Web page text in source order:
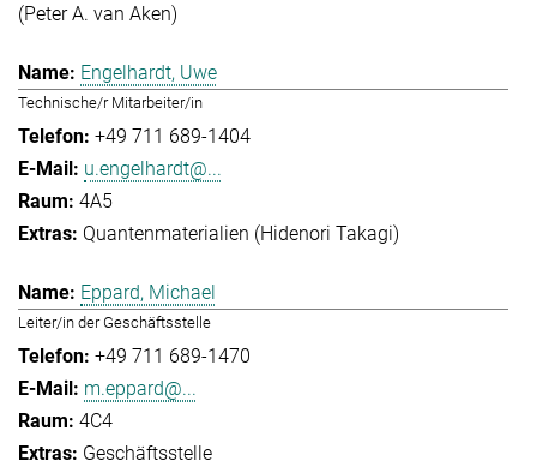
(Peter A. van Aken)
Engelhardt, Uwe
Technische/r Mitarbeiter/in
+49 711 689-1404
u.engelhardt@...
4A5
Quantenmaterialien (Hidenori Takagi)
Eppard, Michael
Leiter/in der Geschäftsstelle
+49 711 689-1470
m.eppard@...
4C4
Geschäftsstelle